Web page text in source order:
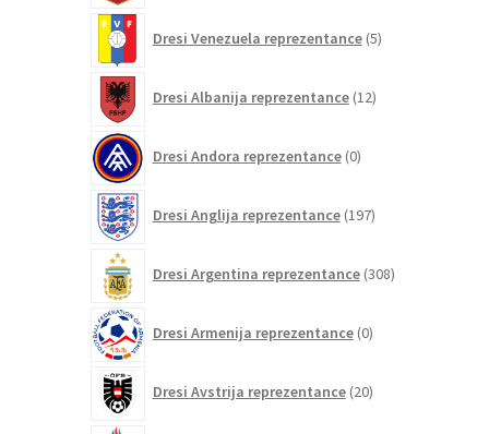
Dresi Venezuela reprezentance 5izdelkov
Dresi Albanija reprezentance 12izdelkov
Dresi Andora reprezentance 0izdelkov
Dresi Anglija reprezentance 197izdelkov
Dresi Argentina reprezentance 308izdelkov
Dresi Armenija reprezentance 0izdelkov
Dresi Avstrija reprezentance 20izdelkov